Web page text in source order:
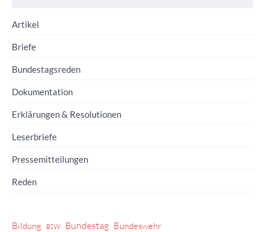
Artikel
Briefe
Bundestagsreden
Dokumentation
Erklärungen & Resolutionen
Leserbriefe
Pressemitteilungen
Reden
Bildung BSW Bundestag Bundeswehr